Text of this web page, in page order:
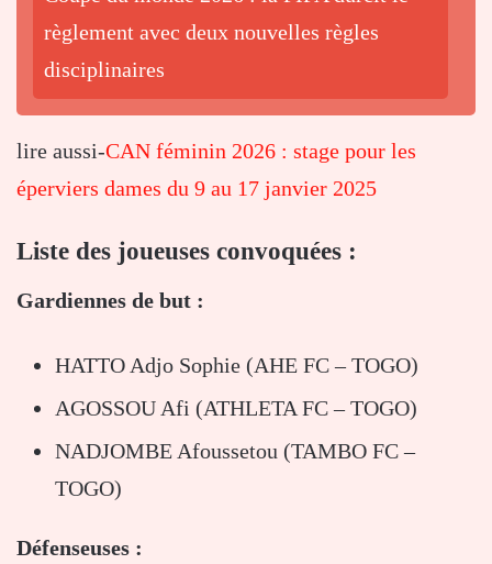
règlement avec deux nouvelles règles
disciplinaires
lire aussi-CAN féminin 2026 : stage pour les
éperviers dames du 9 au 17 janvier 2025
Liste des joueuses convoquées :
Gardiennes de but :
HATTO Adjo Sophie (AHE FC – TOGO)
AGOSSOU Afi (ATHLETA FC – TOGO)
NADJOMBE Afoussetou (TAMBO FC –
TOGO)
Défenseuses :